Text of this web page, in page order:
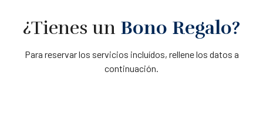
¿Tienes un Bono Regalo?
Para reservar los servicios incluídos, rellene los datos a
continuación.